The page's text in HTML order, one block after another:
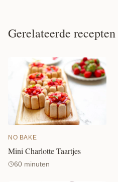
Gerelateerde recepten
NO BAKE
Mini Charlotte Taartjes
60 minuten